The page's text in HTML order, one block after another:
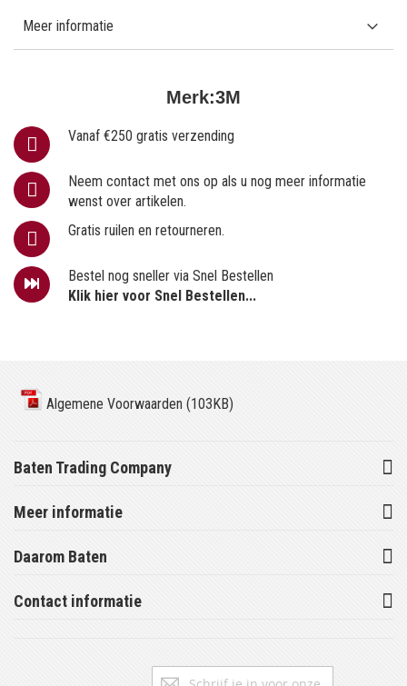
Merk:3M
Vanaf €250 gratis verzending
Neem contact met ons op als u nog meer informatie
wenst over artikelen.
Gratis ruilen en retourneren.
Bestel nog sneller via Snel Bestellen
Klik hier voor Snel Bestellen...
Meer informatie
Algemene Voorwaarden (103KB)
Baten Trading Company
Meer informatie
Daarom Baten
Contact informatie
Abonneer